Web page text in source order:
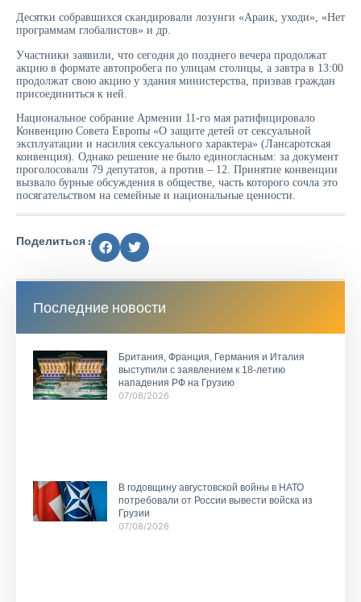
Десятки собравшихся скандировали лозунги «Араик, уходи», «Нет
программам глобалистов» и др.
Участники заявили, что сегодня до позднего вечера продолжат
акцию в формате автопробега по улицам столицы, а завтра в 13:00
продолжат свою акцию у здания министерства, призвав граждан
присоединиться к ней.
Национальное собрание Армении 11-го мая ратифицировало
Конвенцию Совета Европы «О защите детей от сексуальной
эксплуатации и насилия сексуального характера» (Лансаротская
конвенция). Однако решение не было единогласным: за документ
проголосовали 79 депутатов, а против – 12. Принятие конвенции
вызвало бурные обсуждения в обществе, часть которого сочла это
посягательством на семейные и национальные ценности.
Поделиться :
Последние новости
Британия, Франция, Германия и Италия
выступили с заявлением к 18-летию
нападения РФ на Грузию
07/08/2026
В годовщину августовской войны в НАТО
потребовали от России вывести войска из
Грузии
07/08/2026